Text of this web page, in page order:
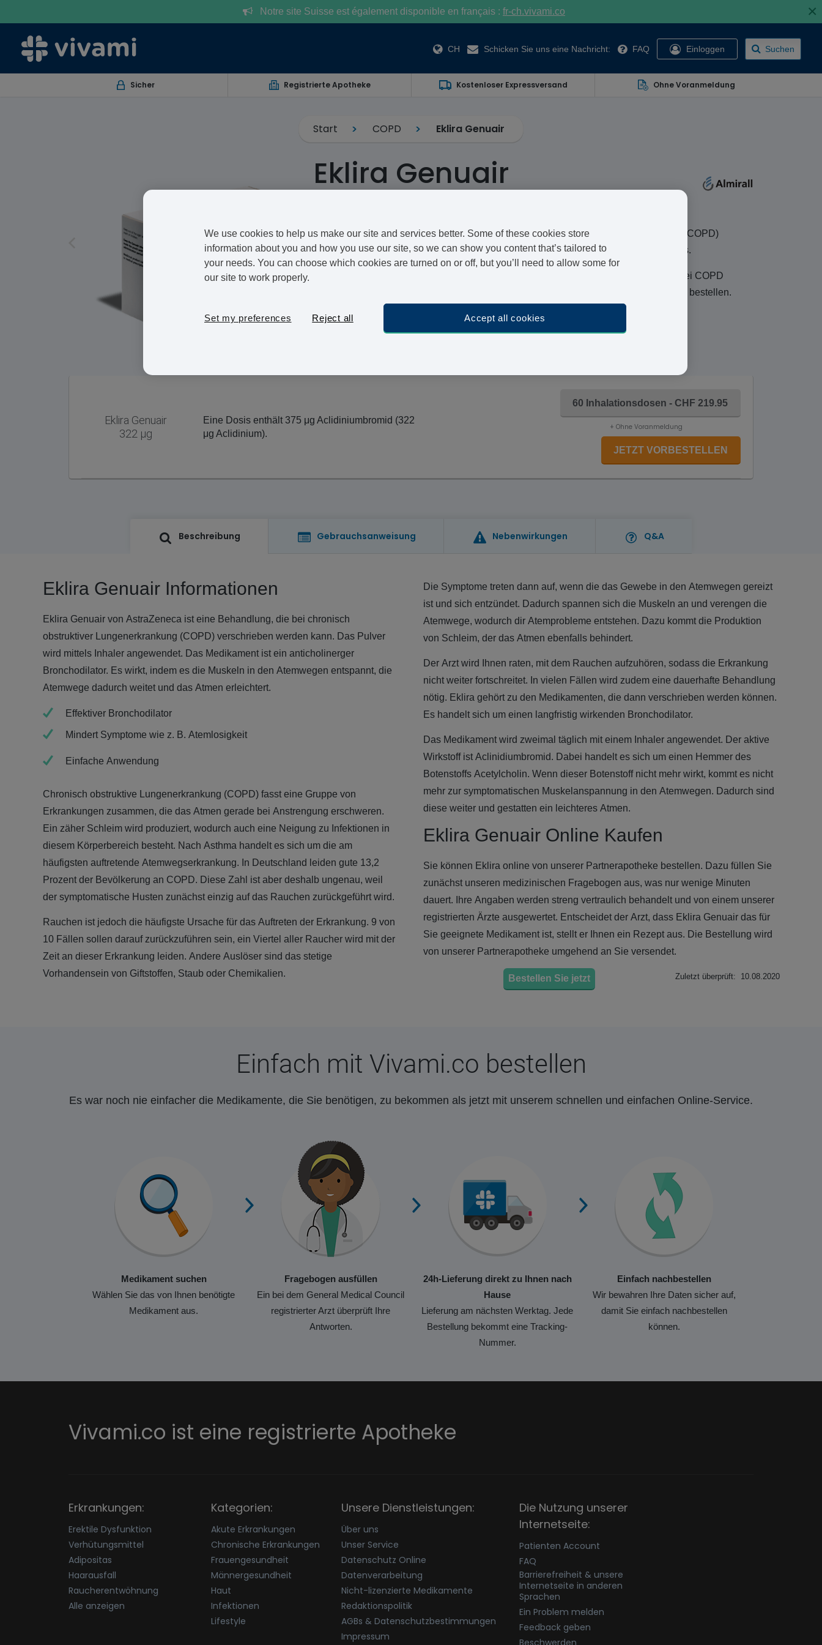
Notre site Suisse est également disponible en français : fr-ch.vivami.co ×
CH Schicken Sie uns eine Nachricht: FAQ Einloggen Suchen
Sicher Registrierte Apotheke Kostenloser Expressversand Ohne Voranmeldung
Start COPD Eklira Genuair
Eklira Genuair
Eklira Genuair ist eine Behandlung, die bei chronisch obstruktiver Lungenerkrankung (COPD)
verschrieben werden kann. Die Anwendung des Pulvers erfolgt mittels eines Inhalators.
Bei Vivami.co sparen Sie sich Termine und Wartezeiten, wenn Sie eine Behandlung bei COPD
suchen. Durch unseren vertraulichen Online-Service können Sie Eklira Genuair online bestellen.
Füllen Sie hierzu einfach unseren medizinischen Fragebogen aus.
Eklira Genuair
322 μg
Eine Dosis enthält 375 μg Aclidiniumbromid (322
μg Aclidinium).
60 Inhalationsdosen - CHF 219.95
+ Ohne Voranmeldung
JETZT VORBESTELLEN
Beschreibung Gebrauchsanweisung Nebenwirkungen Q&A
Eklira Genuair Informationen
Eklira Genuair von AstraZeneca ist eine Behandlung, die bei chronisch
obstruktiver Lungenerkrankung (COPD) verschrieben werden kann. Das Pulver
wird mittels Inhaler angewendet. Das Medikament ist ein anticholinerger
Bronchodilator. Es wirkt, indem es die Muskeln in den Atemwegen entspannt, die
Atemwege dadurch weitet und das Atmen erleichtert.
Effektiver Bronchodilator
Mindert Symptome wie z. B. Atemlosigkeit
Einfache Anwendung
Chronisch obstruktive Lungenerkrankung (COPD) fasst eine Gruppe von
Erkrankungen zusammen, die das Atmen gerade bei Anstrengung erschweren.
Ein zäher Schleim wird produziert, wodurch auch eine Neigung zu Infektionen in
diesem Körperbereich besteht. Nach Asthma handelt es sich um die am
häufigsten auftretende Atemwegserkrankung. In Deutschland leiden gute 13,2
Prozent der Bevölkerung an COPD. Diese Zahl ist aber deshalb ungenau, weil
der symptomatische Husten zunächst einzig auf das Rauchen zurückgeführt wird.
Rauchen ist jedoch die häufigste Ursache für das Auftreten der Erkrankung. 9 von
10 Fällen sollen darauf zurückzuführen sein, ein Viertel aller Raucher wird mit der
Zeit an dieser Erkrankung leiden. Andere Auslöser sind das stetige
Vorhandensein von Giftstoffen, Staub oder Chemikalien.
Die Symptome treten dann auf, wenn die das Gewebe in den Atemwegen gereizt
ist und sich entzündet. Dadurch spannen sich die Muskeln an und verengen die
Atemwege, wodurch dir Atemprobleme entstehen. Dazu kommt die Produktion
von Schleim, der das Atmen ebenfalls behindert.
Der Arzt wird Ihnen raten, mit dem Rauchen aufzuhören, sodass die Erkrankung
nicht weiter fortschreitet. In vielen Fällen wird zudem eine dauerhafte Behandlung
nötig. Eklira gehört zu den Medikamenten, die dann verschrieben werden können.
Es handelt sich um einen langfristig wirkenden Bronchodilator.
Das Medikament wird zweimal täglich mit einem Inhaler angewendet. Der aktive
Wirkstoff ist Aclinidiumbromid. Dabei handelt es sich um einen Hemmer des
Botenstoffs Acetylcholin. Wenn dieser Botenstoff nicht mehr wirkt, kommt es nicht
mehr zur symptomatischen Muskelanspannung in den Atemwegen. Dadurch sind
diese weiter und gestatten ein leichteres Atmen.
Eklira Genuair Online Kaufen
Sie können Eklira online von unserer Partnerapotheke bestellen. Dazu füllen Sie
zunächst unseren medizinischen Fragebogen aus, was nur wenige Minuten
dauert. Ihre Angaben werden streng vertraulich behandelt und von einem unserer
registrierten Ärzte ausgewertet. Entscheidet der Arzt, dass Eklira Genuair das für
Sie geeignete Medikament ist, stellt er Ihnen ein Rezept aus. Die Bestellung wird
von unserer Partnerapotheke umgehend an Sie versendet.
Bestellen Sie jetzt Zuletzt überprüft: 10.08.2020
Einfach mit Vivami.co bestellen
Es war noch nie einfacher die Medikamente, die Sie benötigen, zu bekommen als jetzt mit unserem schnellen und einfachen Online-Service.
Medikament suchen
Wählen Sie das von Ihnen benötigte
Medikament aus.
Fragebogen ausfüllen
Ein bei dem General Medical Council
registrierter Arzt überprüft Ihre
Antworten.
24h-Lieferung direkt zu Ihnen nach
Hause
Lieferung am nächsten Werktag. Jede
Bestellung bekommt eine Tracking-
Nummer.
Einfach nachbestellen
Wir bewahren Ihre Daten sicher auf,
damit Sie einfach nachbestellen
können.
Vivami.co ist eine registrierte Apotheke
Erkrankungen:
Erektile Dysfunktion
Verhütungsmittel
Adipositas
Haarausfall
Raucherentwöhnung
Alle anzeigen
Kategorien:
Akute Erkrankungen
Chronische Erkrankungen
Frauengesundheit
Männergesundheit
Haut
Infektionen
Lifestyle
Unsere Dienstleistungen:
Über uns
Unser Service
Datenschutz Online
Datenverarbeitung
Nicht-lizenzierte Medikamente
Redaktionspolitik
AGBs & Datenschutzbestimmungen
Impressum
Die Nutzung unserer
Internetseite:
Patienten Account
FAQ
Barrierefreiheit & unsere
Internetseite in anderen
Sprachen
Ein Problem melden
Feedback geben
We use cookies to help us make our site and services better. Some of these cookies store
information about you and how you use our site, so we can show you content that’s tailored to
your needs. You can choose which cookies are turned on or off, but you’ll need to allow some for
our site to work properly.
Set my preferences Reject all Accept all cookies